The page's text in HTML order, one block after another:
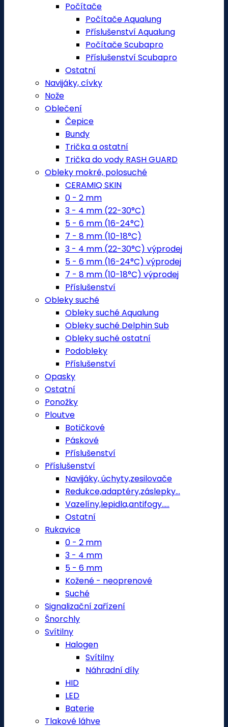
Počítače
Počítače Aqualung
Příslušenství Aqualung
Počítače Scubapro
Příslušenství Scubapro
Ostatní
Navijáky, cívky
Nože
Oblečení
Čepice
Bundy
Trička a ostatní
Trička do vody RASH GUARD
Obleky mokré, polosuché
CERAMIQ SKIN
0 - 2 mm
3 - 4 mm (22-30°C)
5 - 6 mm (16-24°C)
7 - 8 mm (10-18°C)
3 - 4 mm (22-30°C) výprodej
5 - 6 mm (16-24°C) výprodej
7 - 8 mm (10-18°C) výprodej
Příslušenství
Obleky suché
Obleky suché Aqualung
Obleky suché Delphin Sub
Obleky suché ostatní
Podobleky
Příslušenství
Opasky
Ostatní
Ponožky
Ploutve
Botičkové
Páskové
Příslušenství
Příslušenství
Navijáky, úchyty,zesilovače
Redukce,adaptéry,záslepky...
Vazelíny,lepidla,antifogy.....
Ostatní
Rukavice
0 - 2 mm
3 - 4 mm
5 - 6 mm
Kožené - neoprenové
Suché
Signalizační zařízení
Šnorchly
Svítilny
Halogen
Svítilny
Náhradní díly
HID
LED
Baterie
Tlakové láhve